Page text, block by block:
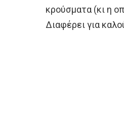
κρούσματα (κι η
Διαφέρει για